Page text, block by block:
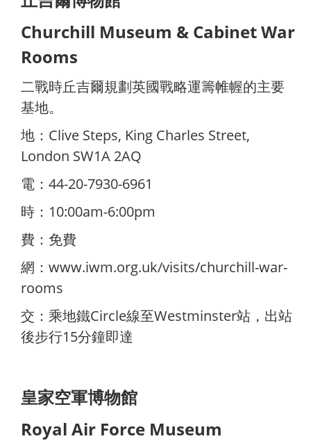
Churchill Museum & Cabinet War
Rooms
二戰時丘吉爾規劃英國戰略運籌帷幄的主要
基地。
地：Clive Steps, King Charles Street,
London SW1A 2AQ
電：44-20-7930-6961
時：10:00am-6:00pm
費：免費
網： www.iwm.org.uk/visits/churchill-war-
rooms
交：乘地鐵Circle線至Westminster站，出站
後步行15分鐘即達
皇家空軍博物館
Royal Air Force Museum